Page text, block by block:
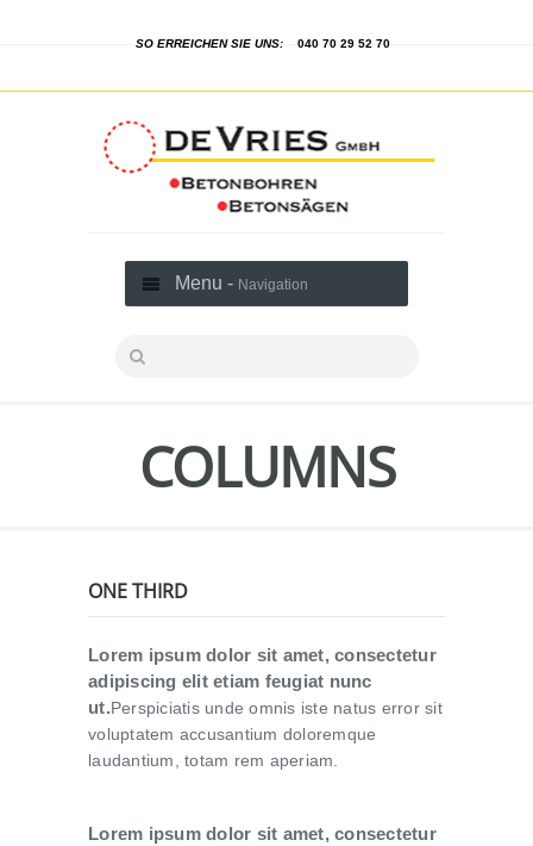
SO ERREICHEN SIE UNS: 040 70 29 52 70
Menu - Navigation
COLUMNS
ONE THIRD
Lorem ipsum dolor sit amet, consectetur
adipiscing elit etiam feugiat nunc
ut.Perspiciatis unde omnis iste natus error sit
voluptatem accusantium doloremque
laudantium, totam rem aperiam.
Lorem ipsum dolor sit amet, consectetur